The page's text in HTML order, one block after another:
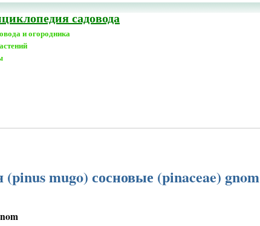
садовода
и огородника
(pinus mugo) сосновые (pinaceae) gnom